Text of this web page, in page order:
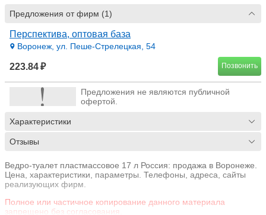
Предложения от фирм (1)
Перспектива, оптовая база
Воронеж, ул. Пеше-Стрелецкая, 54
223.84 ₽ Позвонить
Предложения не являются публичной
офертой.
Характеристики
Отзывы
Ведро-туалет пластмассовое 17 л Россия: продажа в Воронеже.
Цена, характеристики, параметры. Телефоны, адреса, сайты
реализующих фирм.
Полное или частичное копирование данного материала
запрещено без согласования.